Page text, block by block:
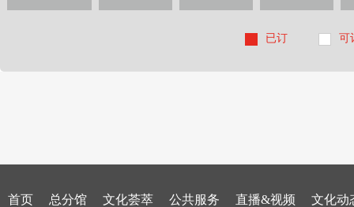
已订 可
首页 总分馆 文化荟萃 公共服务 直播&视频 文化动